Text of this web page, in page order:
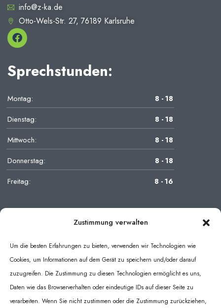
Zustimmung verwalten
Um die besten Erfahrungen zu bieten, verwenden wir Technologien wie
Cookies, um Informationen auf dem Gerät zu speichern und/oder darauf
zuzugreifen. Die Zustimmung zu diesen Technologien ermöglicht es uns,
Daten wie das Browserverhalten oder eindeutige IDs auf dieser Seite zu
verarbeiten. Wenn Sie nicht zustimmen oder die Zustimmung zurückziehen,
info@z-ka.de
Otto-Wels-Str. 27, 76189 Karlsruhe
Sprechstunden:
Montag: 8 - 18
Dienstag: 8 - 18
Mittwoch: 8 - 18
Donnerstag: 8 - 18
Freitag: 8 - 16